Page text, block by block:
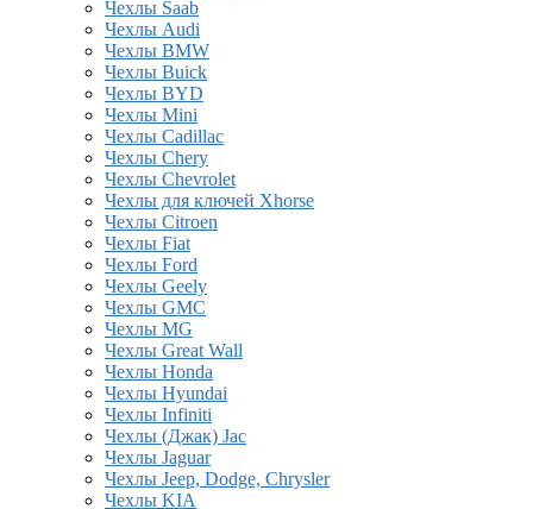
Чехлы Saab
Чехлы Audi
Чехлы BMW
Чехлы Buick
Чехлы BYD
Чехлы Mini
Чехлы Cadillac
Чехлы Chery
Чехлы Chevrolet
Чехлы для ключей Xhorse
Чехлы Citroen
Чехлы Fiat
Чехлы Ford
Чехлы Geely
Чехлы GMC
Чехлы MG
Чехлы Great Wall
Чехлы Honda
Чехлы Hyundai
Чехлы Infiniti
Чехлы (Джак) Jac
Чехлы Jaguar
Чехлы Jeep, Dodge, Chrysler
Чехлы KIA